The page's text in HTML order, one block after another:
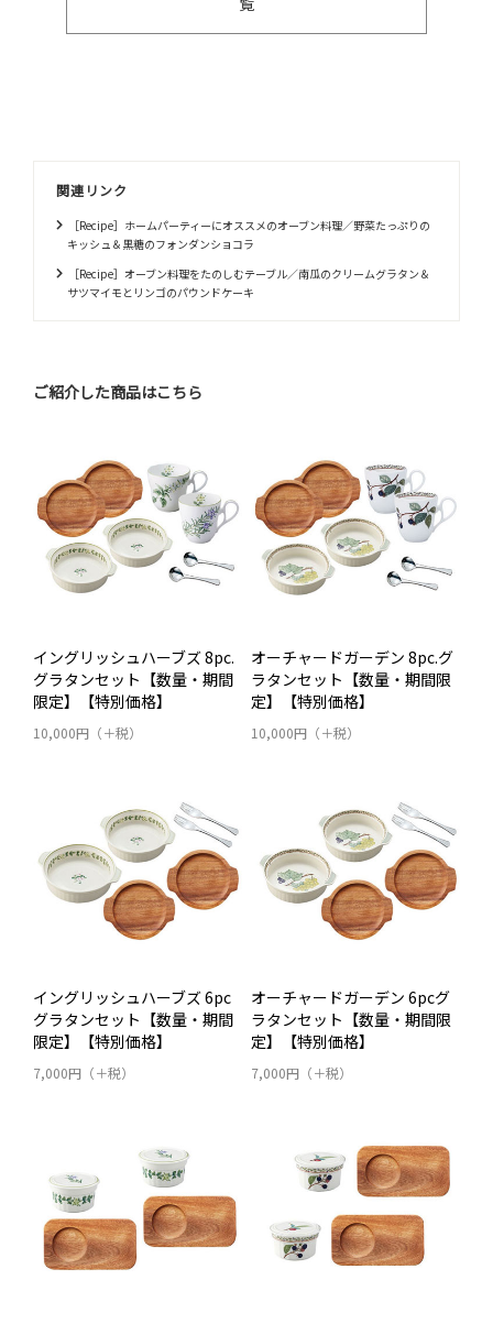
関連リンク
［Recipe］ホームパーティーにオススメのオーブン料理／野菜たっぷりの
キッシュ＆黒糖のフォンダンショコラ
［Recipe］オーブン料理をたのしむテーブル／南瓜のクリームグラタン＆
サツマイモとリンゴのパウンドケーキ
ご紹介した商品はこちら
イングリッシュハーブズ 8pc.
グラタンセット【数量・期間
限定】【特別価格】
10,000円（＋税）
オーチャードガーデン 8pc.グ
ラタンセット【数量・期間限
定】【特別価格】
10,000円（＋税）
イングリッシュハーブズ 6pc
グラタンセット【数量・期間
限定】【特別価格】
7,000円（＋税）
オーチャードガーデン 6pcグ
ラタンセット【数量・期間限
定】【特別価格】
7,000円（＋税）